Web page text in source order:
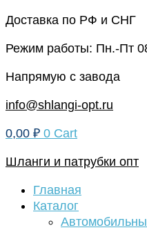
Перейти
содержимому
Доставка по РФ и СНГ
Режим работы: Пн.-Пт
Напрямую с завода
info@shlangi-opt.ru
0,00 ₽ 0 Cart
Шланги и патрубки опт
Главная
Каталог